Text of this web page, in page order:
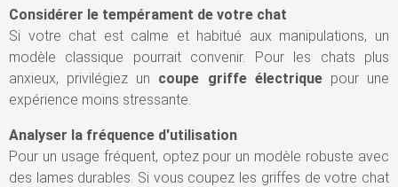
Considérer le tempérament de votre chat
Si votre chat est calme et habitué aux manipulations, un
modèle classique pourrait convenir. Pour les chats plus
anxieux, privilégiez un coupe griffe électriquepour une
expérience moins stressante.
Analyser la fréquence d'utilisation
Pour un usage fréquent, optez pour un modèle robuste avec
des lames durables. Si vous coupez les griffes de votre chat